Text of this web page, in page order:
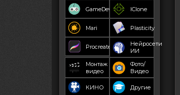
GameDev IClone
Mari Plasticity
Procreate
Нейросети
ИИ
Монтаж
видео
Фото/
Видео
КИНО Другие